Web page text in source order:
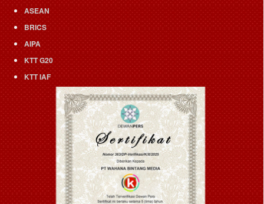
ASEAN
BRICS
AIPA
KTT G20
KTT IAF